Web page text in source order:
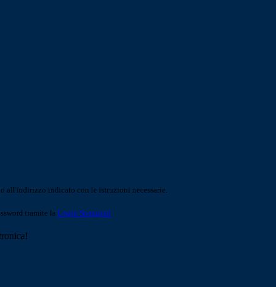
all'indirizzo indicato con le istruzioni necessarie.
tramite la Login Spaggiari